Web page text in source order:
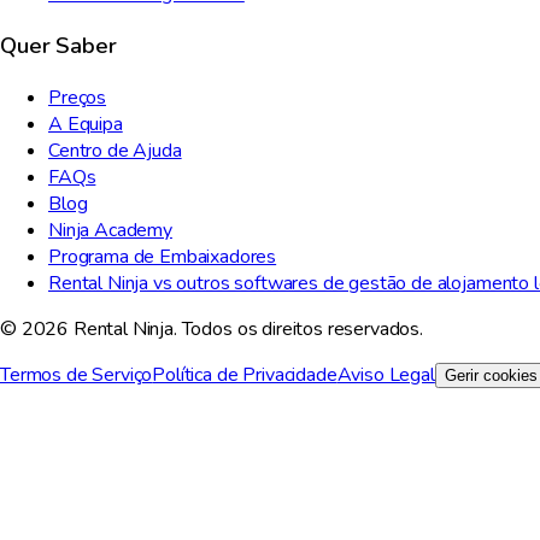
Quer Saber
Preços
A Equipa
Centro de Ajuda
FAQs
Blog
Ninja Academy
Programa de Embaixadores
Rental Ninja vs outros softwares de gestão de alojamento
© 2026 Rental Ninja. Todos os direitos reservados.
Termos de ServiçoPolítica de PrivacidadeAviso Legal Gerir cookies